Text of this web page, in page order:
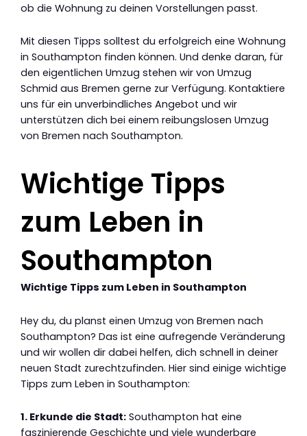
ob die Wohnung zu deinen Vorstellungen passt.
Mit diesen Tipps solltest du erfolgreich eine Wohnung
in Southampton finden können. Und denke daran, für
den eigentlichen Umzug stehen wir von Umzug
Schmid aus Bremen gerne zur Verfügung. Kontaktiere
uns für ein unverbindliches Angebot und wir
unterstützen dich bei einem reibungslosen Umzug
von Bremen nach Southampton.
Wichtige Tipps
zum Leben in
Southampton
Wichtige Tipps zum Leben in Southampton
Hey du, du planst einen Umzug von Bremen nach
Southampton? Das ist eine aufregende Veränderung
und wir wollen dir dabei helfen, dich schnell in deiner
neuen Stadt zurechtzufinden. Hier sind einige wichtige
Tipps zum Leben in Southampton:
1. Erkunde die Stadt: Southampton hat eine
faszinierende Geschichte und viele wunderbare